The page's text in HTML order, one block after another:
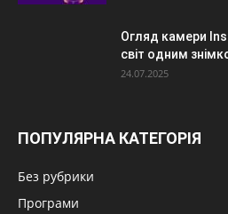
Огляд камери
світ одним
24.07.2025
ПОПУЛЯРНА КАТЕГОРІЯ
Без рубрики
Програми